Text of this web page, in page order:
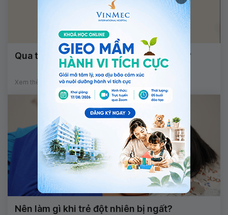
Qua tuổi dậy thì có cao lên được không?
Xem thêm
Nên làm gì khi trẻ đột nhiên bị ngất?